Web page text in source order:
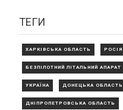
ТЕГИ
ХАРКІВСЬКА ОБЛАСТЬ РОСІЯ
БЕЗПІЛОТНИЙ ЛІТАЛЬНИЙ АПАРАТ
УКРАЇНА ДОНЕЦЬКА ОБЛАСТЬ
ДНІПРОПЕТРОВСЬКА ОБЛАСТЬ